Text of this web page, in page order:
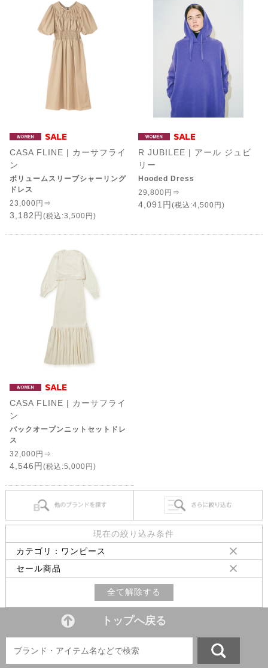
CASA FLINE | カーサフライ
ン
ボリュームスリーブシャーリング
ドレス
23,000円⇒
3,182円 (税込:3,500円)
R JUBILEE | アール ジュビ
リー
Hooded Dress
29,800円⇒
4,091円 (税込:4,500円)
CASA FLINE | カーサフライ
ン
バックオープンニットセットドレ
ス
32,000円⇒
4,546円 (税込:5,000円)
現在の絞り込み条件
カテゴリ：ワンピース
セール商品
全て解除する
トップへ戻る